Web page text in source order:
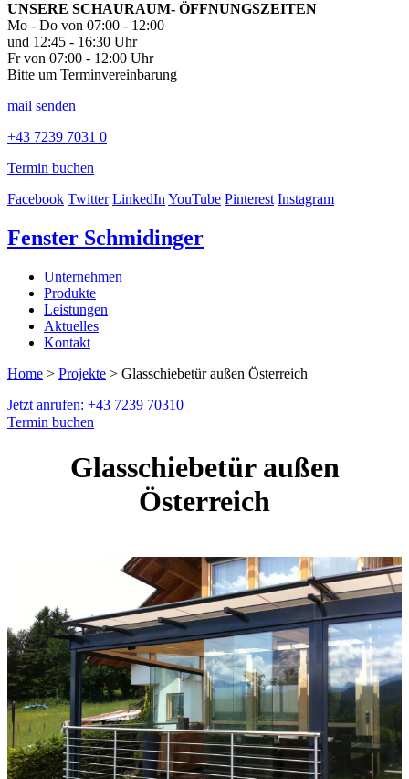
UNSERE SCHAURAUM- ÖFFNUNGSZEITEN
Mo - Do von 07:00 - 12:00
und 12:45 - 16:30 Uhr
Fr von 07:00 - 12:00 Uhr
Bitte um Terminvereinbarung
mail senden
+43 7239 7031 0
Termin buchen
Facebook Twitter LinkedInYouTube Pinterest Instagram
Fenster Schmidinger
Unternehmen
Produkte
Leistungen
Aktuelles
Kontakt
Home > Projekte > Glasschiebetür außen Österreich
Jetzt anrufen: +43 7239 70310
Termin buchen
Glasschiebetür außen
Österreich